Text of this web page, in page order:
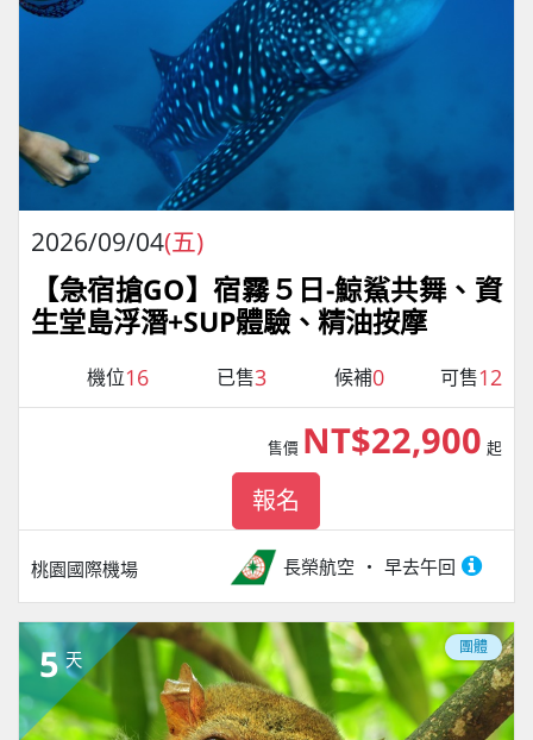
2026/09/04(五)
【急宿搶GO】宿霧５日-鯨鯊共舞、資
生堂島浮潛+SUP體驗、精油按摩
機位16 已售3 候補0 可售12
桃園國際機場 長榮航空 早去午回
售價 NT$22,900 起
報名
5 天
團體